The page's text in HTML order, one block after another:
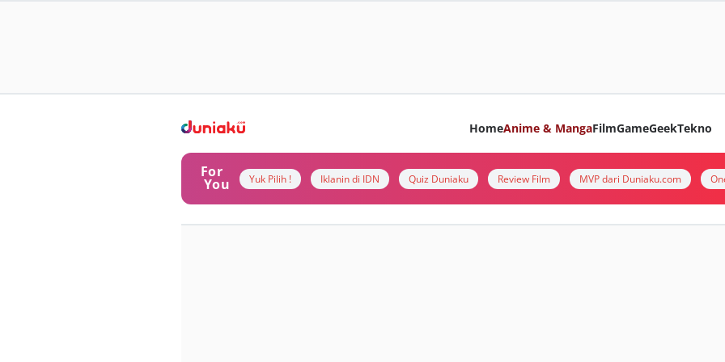
HomeAnime & MangaFilmGameGeekTekno
For
You Yuk Pilih ! Iklanin di IDN Quiz Duniaku Review Film MVP dari Duniaku.com